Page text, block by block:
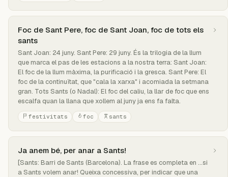
Foc de Sant Pere, foc de Sant Joan, foc de tots els
sants
Sant Joan: 24 juny. Sant Pere: 29 juny. És la trilogia de la llum
que marca el pas de les estacions a la nostra terra: Sant Joan:
El foc de la llum màxima, la purificació i la gresca. Sant Pere: El
foc de la continuïtat, que "cala la xarxa" i acomiada la setmana
gran. Tots Sants (o Nadal): El foc del caliu, la llar de foc que ens
escalfa quan la llana que xollem al juny ja ens fa falta.
festivitats foc sants
Ja anem bé, per anar a Sants!
[Sants: Barri de Sants (Barcelona). La frase es completa en ...si
a Sants volem anar! Queixa concessiva, per indicar que una